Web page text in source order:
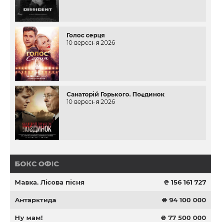
Голос серця
10 вересня 2026
Санаторій Горького. Поєдинок
10 вересня 2026
БОКС ОФІС
Мавка. Лісова пісня ₴ 156 161 727
Антарктида ₴ 94 100 000
Ну мам! ₴ 77 500 000